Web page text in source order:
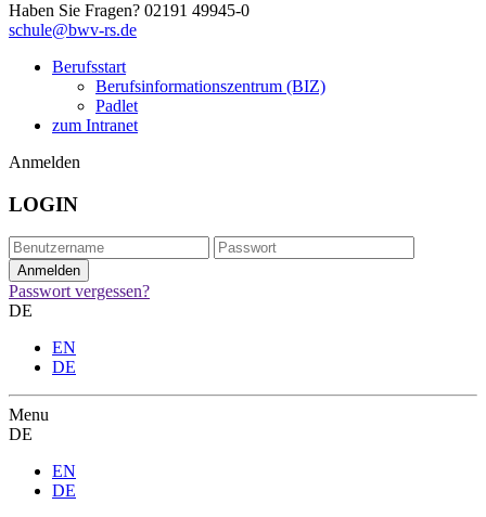
Haben Sie Fragen? 02191 49945-0
schule@bwv-rs.de
Berufsstart
Berufsinformationszentrum (BIZ)
Padlet
zum Intranet
Anmelden
LOGIN
Passwort vergessen?
DE
EN
DE
Menu
DE
EN
DE